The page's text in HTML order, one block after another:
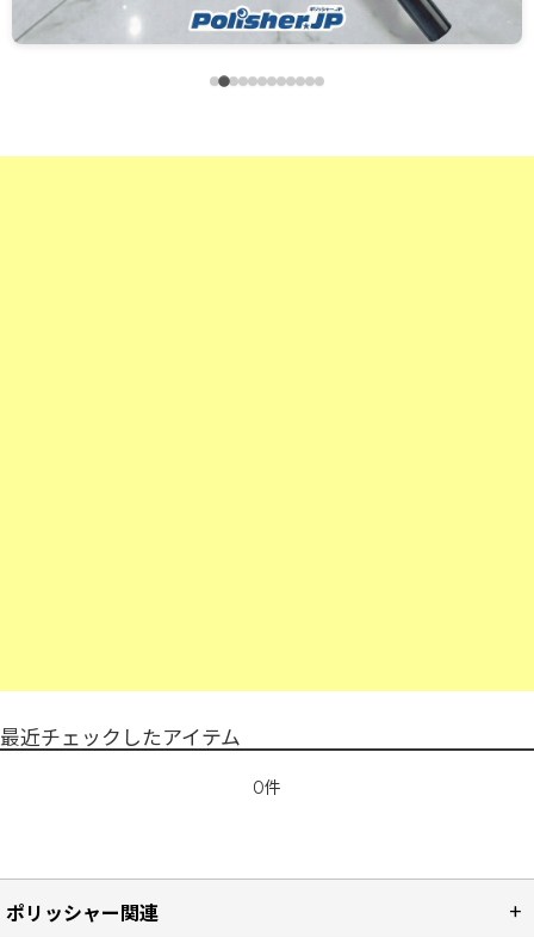
最近チェックしたアイテム
0件
ポリッシャー関連